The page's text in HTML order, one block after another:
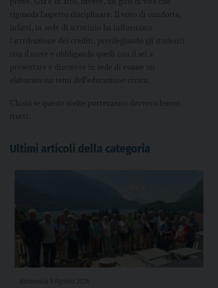
riguarda l’aspetto disciplinare. Il voto di condotta,
infatti, in sede di scrutinio ha influenzato
l’attribuzione dei crediti, privilegiando gli studenti
con il nove e obbligando quelli con il sei a
presentare e discutere in sede di esame un
elaborato sui temi dell’educazione civica.
Chissà se queste scelte porteranno davvero buoni
frutti.
Ultimi articoli della categoria